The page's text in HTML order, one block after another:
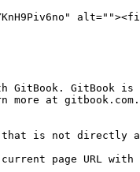
GitBook. GitBook is
at gitbook.com.
is not directly
current page URL